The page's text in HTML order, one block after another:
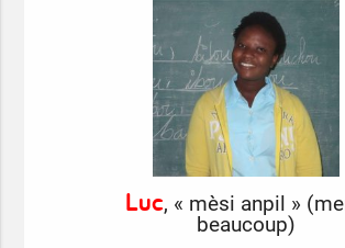
Luc, « mèsi anpil »
beaucoup)